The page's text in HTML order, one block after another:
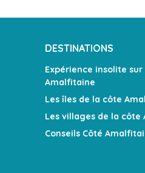
DESTINATIONS
Expérience insolite
Amalfitaine
Les îles de la côte
Les villages de la côte
Conseils Côté